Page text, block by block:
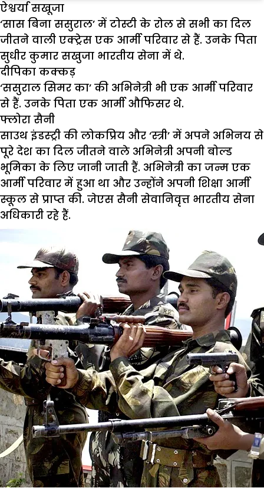
ऐश्वर्या सखूजा
‘सास बिना ससुराल’ में टोस्टी के रोल से सभी का दिल
जीतने वाली एक्ट्रेस एक आर्मी परिवार से हैं. उनके पिता
सुधीर कुमार सखुजा भारतीय सेना में थे.
दीपिका कक्कड़
‘ससुराल सिमर का’ की अभिनेत्री भी एक आर्मी परिवार
से हैं. उनके पिता एक आर्मी औफिसर थे.
फ्लोरा सैनी
साउथ इंडस्ट्री की लोकप्रिय और ‘स्त्री’ में अपने अभिनय से
पूरे देश का दिल जीतने वाले अभिनेत्री अपनी बोल्ड
भूमिका के लिए जानी जाती हैं. अभिनेत्री का जन्म एक
आर्मी परिवार में हुआ था और उन्होंने अपनी शिक्षा आर्मी
स्कूल से प्राप्त की. जेएस सैनी सेवानिवृत्त भारतीय सेना
अधिकारी रहे हैं.